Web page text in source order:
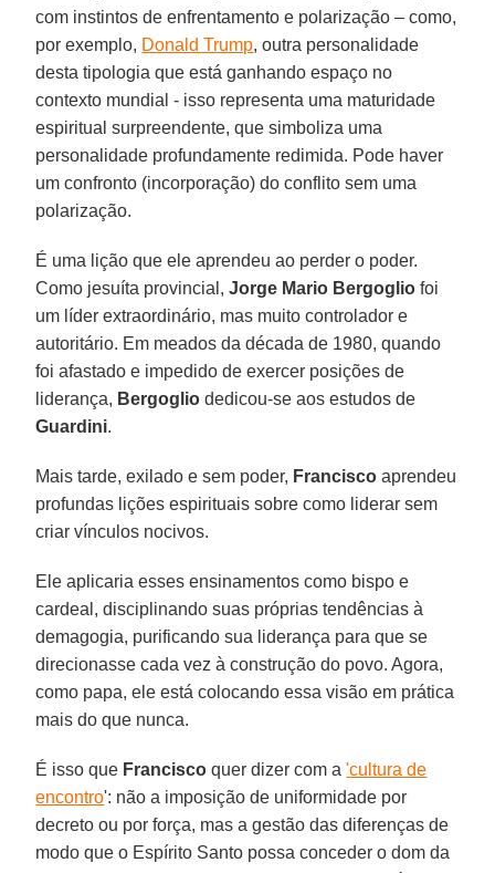
com instintos de enfrentamento e polarização – como,
por exemplo, Donald Trump, outra personalidade
desta tipologia que está ganhando espaço no
contexto mundial - isso representa uma maturidade
espiritual surpreendente, que simboliza uma
personalidade profundamente redimida. Pode haver
um confronto (incorporação) do conflito sem uma
polarização.
É uma lição que ele aprendeu ao perder o poder.
Como jesuíta provincial,Jorge Mario Bergoglio foi
um líder extraordinário, mas muito controlador e
autoritário. Em meados da década de 1980, quando
foi afastado e impedido de exercer posições de
liderança, Bergoglio dedicou-se aos estudos de
Guardini.
Mais tarde, exilado e sem poder, Francisco aprendeu
profundas lições espirituais sobre como liderar sem
criar vínculos nocivos.
Ele aplicaria esses ensinamentos como bispo e
cardeal, disciplinando suas próprias tendências à
demagogia, purificando sua liderança para que se
direcionasse cada vez à construção do povo. Agora,
como papa, ele está colocando essa visão em prática
mais do que nunca.
É isso que Francisco quer dizer com a'cultura de
encontro': não a imposição de uniformidade por
decreto ou por força, mas a gestão das diferenças de
modo que o Espírito Santo possa conceder o dom da